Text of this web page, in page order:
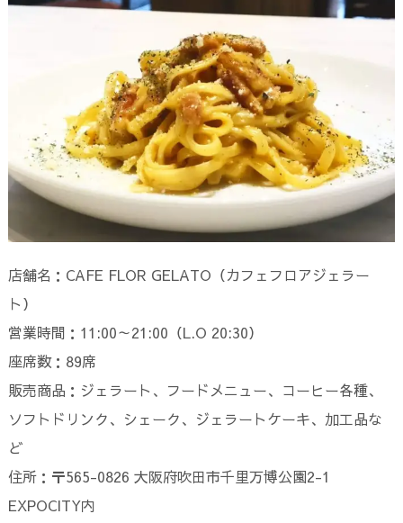
店舗名：CAFE FLOR GELATO（カフェフロアジェラー
ト）
営業時間：11:00～21:00（L.O 20:30）
座席数：89席
販売商品：ジェラート、フードメニュー、コーヒー各種、
ソフトドリンク、シェーク、ジェラートケーキ、加工品な
ど
住所：〒565-0826 大阪府吹田市千里万博公園2-1
EXPOCITY内